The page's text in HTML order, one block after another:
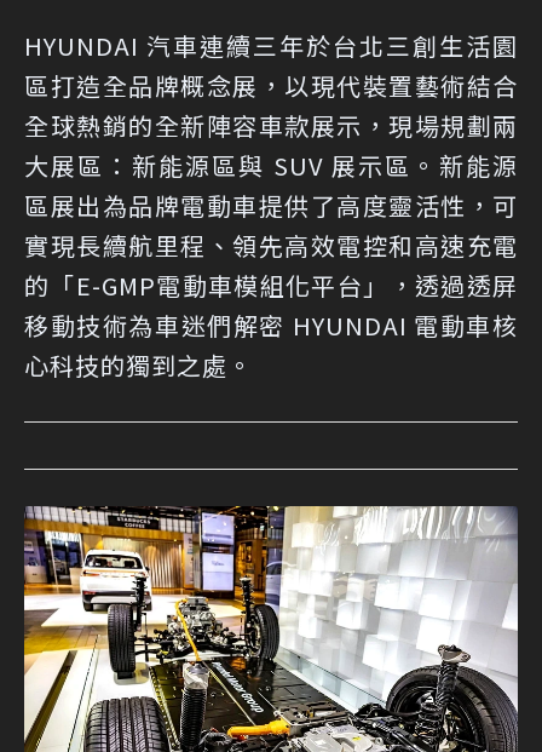
HYUNDAI 汽車連續三年於台北三創生活園
區打造全品牌概念展，以現代裝置藝術結合
全球熱銷的全新陣容車款展示，現場規劃兩
大展區：新能源區與 SUV 展示區。新能源
區展出為品牌電動車提供了高度靈活性，可
實現長續航里程、領先高效電控和高速充電
的「E-GMP電動車模組化平台」，透過透屏
移動技術為車迷們解密 HYUNDAI 電動車核
心科技的獨到之處。